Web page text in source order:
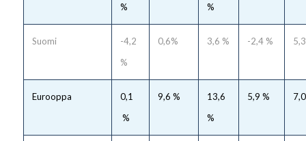
%
%
Suomi
-4,2
%
0,6% 3,6 % -2,4 %
Eurooppa
0,1
%
9,6 %
13,6
%
5,9 %